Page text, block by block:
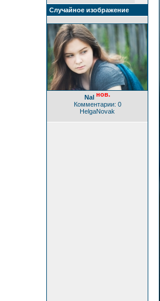
Случайное изображение
Nal нов.
Комментарии: 0
HelgaNovak